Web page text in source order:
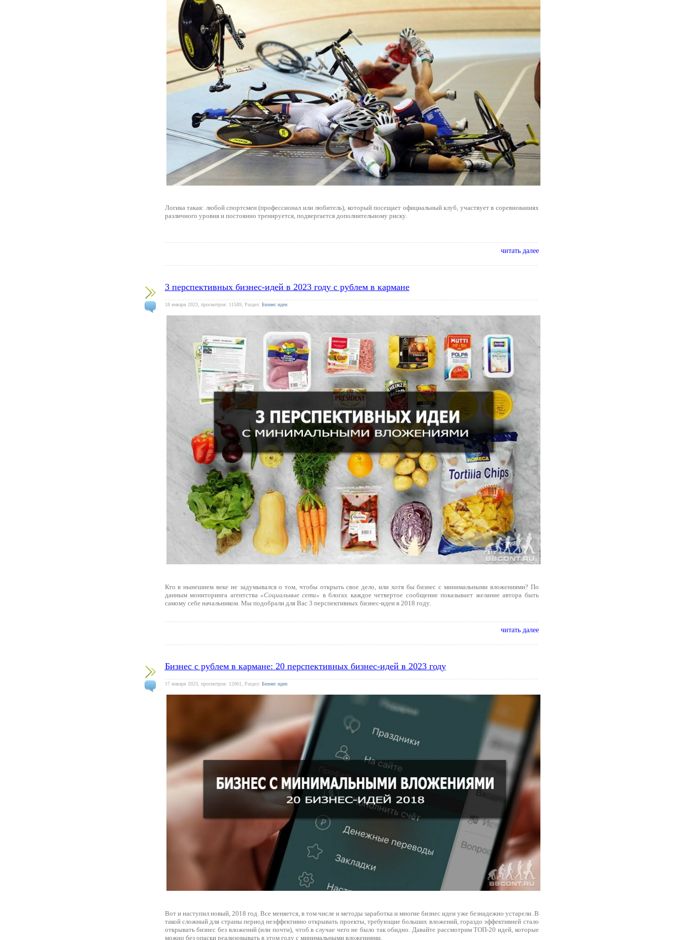
Логика такая: любой спортсмен (профессионал или любитель), который посещает официальный клуб, участвует в соревнованиях
различного уровня и постоянно тренируется, подвергается дополнительному риску.
читать далее
3 перспективных бизнес-идей в 2023 году с рублем в кармане
18 января 2023, просмотров: 11589, Раздел: Бизнес идеи
Кто в нынешнем веке не задумывался о том, чтобы открыть свое дело, или хотя бы бизнес с минимальными вложениями? По
данным мониторинга агентства «Социальные сети» в блогах каждое четвертое сообщение показывает желание автора быть
самому себе начальником. Мы подобрали для Вас 3 перспективных бизнес-идеи в 2018 году.
читать далее
Бизнес с рублем в кармане: 20 перспективных бизнес-идей в 2023 году
17 января 2023, просмотров: 12061, Раздел: Бизнес идеи
Вот и наступил новый, 2018 год. Все меняется, в том числе и методы заработка и многие бизнес идеи уже безнадежно устарели. В
такой сложный для страны период неэффективно открывать проекты, требующие больших вложений, гораздо эффективней стало
открывать бизнес без вложений (или почти), чтоб в случае чего не было так обидно. Давайте рассмотрим ТОП-20 идей, которые
можно без опаски реализовывать в этом году с минимальными вложениями.